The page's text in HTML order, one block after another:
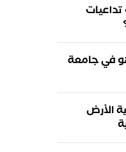
في جامعة
الأرض